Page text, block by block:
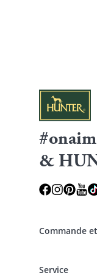
&
Commande
Service